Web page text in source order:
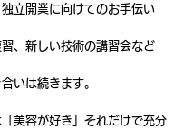
立開業に向けてのお手伝い
、新しい技術の講習会など
いは続きます。
美容が好き」それだけで充分